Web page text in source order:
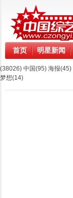
首页 明星新闻
(38026) 中国(95) 海报(45)
梦想(14)